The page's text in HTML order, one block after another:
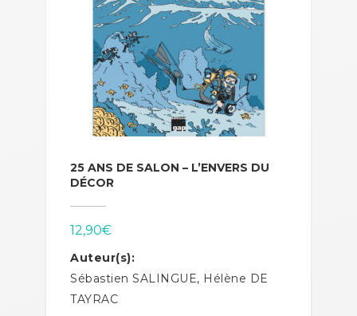
25 ANS DE SALON – L’ENVERS DU
DÉCOR
12,90€
Auteur(s):
Sébastien SALINGUE, Hélène DE
TAYRAC